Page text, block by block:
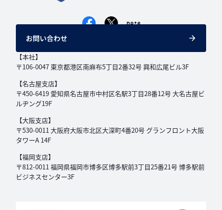
【本社】
〒106-0047 東京都港区南麻布5丁目2番32号興和広尾ビル3F
【名古屋支店】
〒450-6419 愛知県名古屋市中村区名駅3丁目28番12号 大名古屋ビ
ルヂング19F
【大阪支店】
〒530-0011 大阪府大阪市北区大深町4番20号 グランフロント大阪
タワーA 14F
【福岡支店】
〒812-0011 福岡県福岡市博多区博多駅前3丁目25番21号 博多駅前
ビジネスセンター3F
お問い合わせ